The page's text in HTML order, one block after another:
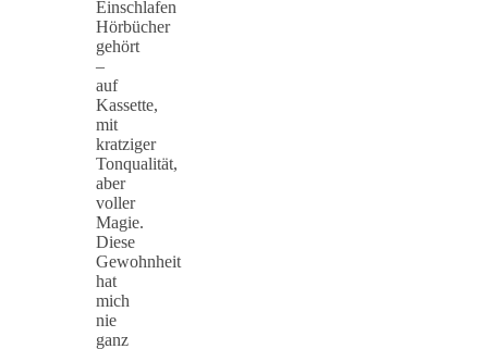
Einschlafen
Hörbücher
gehört
–
auf
Kassette,
mit
kratziger
Tonqualität,
aber
voller
Magie.
Diese
Gewohnheit
hat
mich
nie
ganz